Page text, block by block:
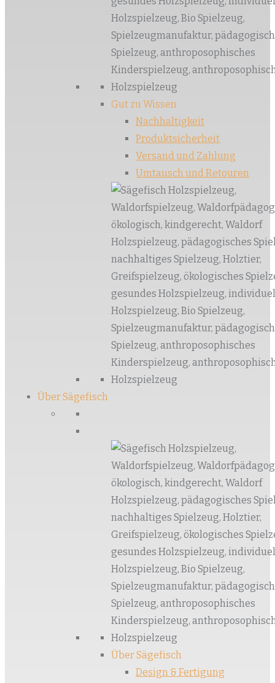
Gut zu Wissen
Nachhaltigkeit
Produktsicherheit
Versand und Zahlung
Umtausch und Retouren
Über Sägefisch
Über Sägefisch
Design & Fertigung